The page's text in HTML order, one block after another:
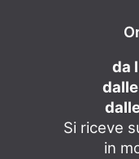
da
Si riceve
in